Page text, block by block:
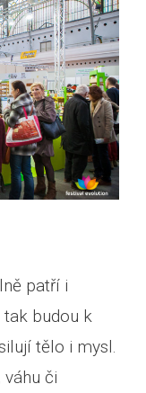
patří i
tak budou k
tělo i mysl.
či